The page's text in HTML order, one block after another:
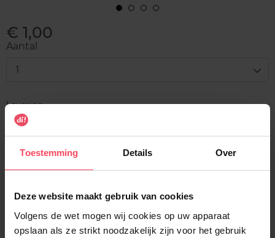
Toestemming Details Over
Deze website maakt gebruik van cookies
Volgens de wet mogen wij cookies op uw apparaat
opslaan als ze strikt noodzakelijk zijn voor het gebruik
€ 1,00
Aantal
1
Levering
Voorradig
Gratis retour in je winkelpunt
Verzending binnen 24u